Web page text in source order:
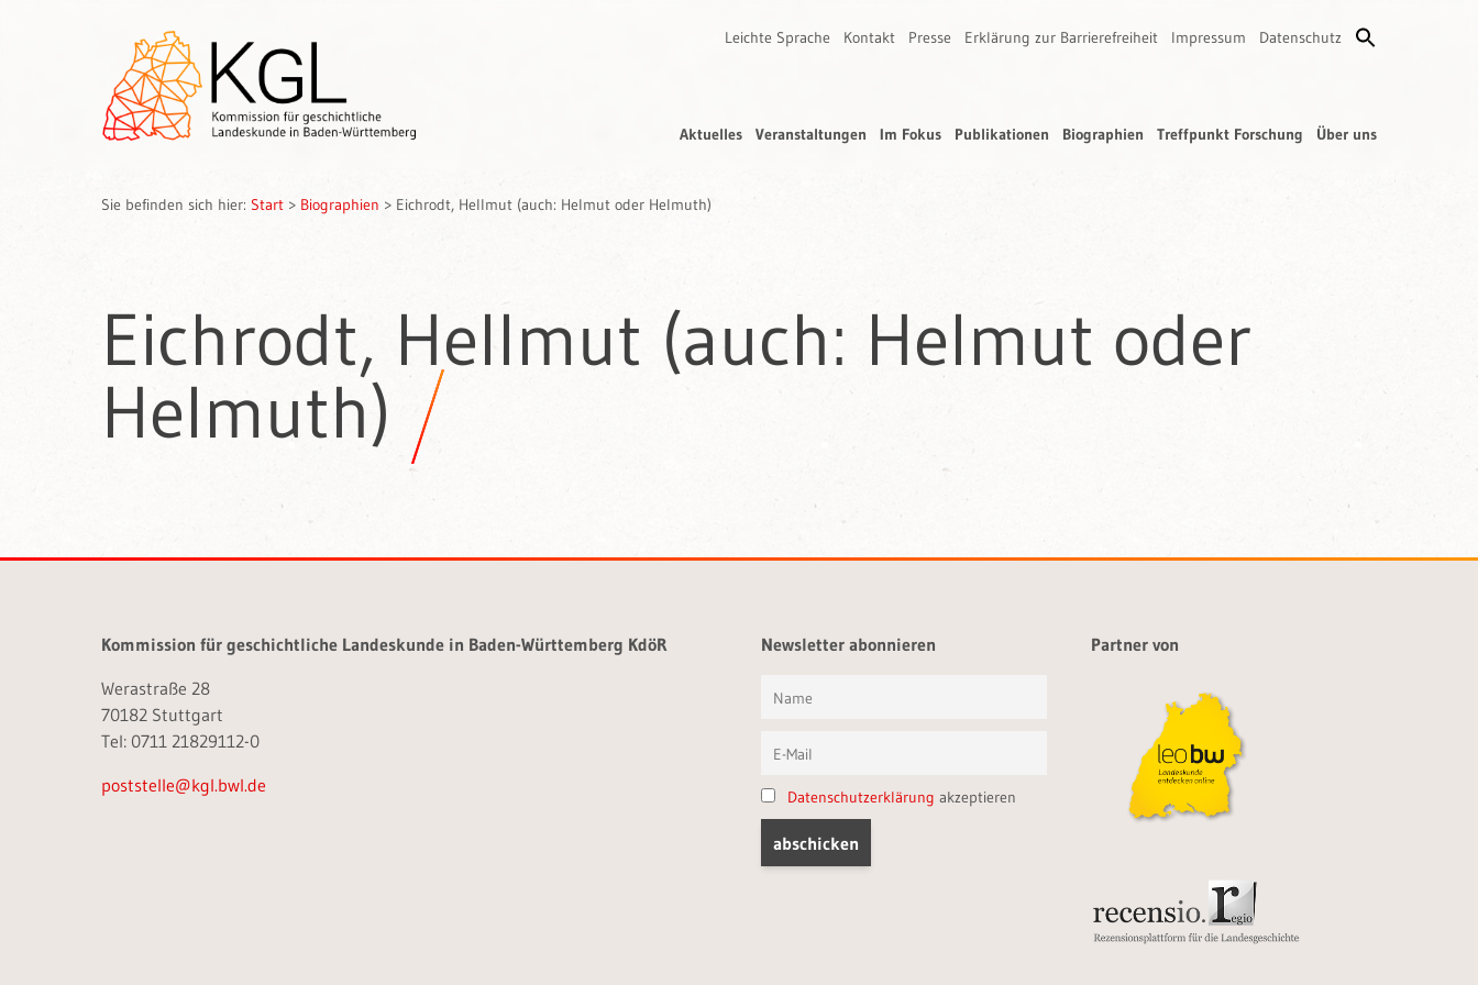
Leichte Sprache Kontakt Presse Erklärung zur Barrierefreiheit Impressum Datenschutz
Aktuelles Veranstaltungen Im Fokus Publikationen Biographien Treffpunkt Forschung Über uns
Sie befinden sich hier: Start > Biographien > Eichrodt, Hellmut (auch: Helmut oder Helmuth)
Eichrodt, Hellmut (auch: Helmut oder
Helmuth)
Kommission für geschichtliche Landeskunde in Baden-Württemberg KdöR
Werastraße 28
70182 Stuttgart
Tel: 0711 21829112-0
poststelle@kgl.bwl.de
Newsletter abonnieren
Datenschutzerklärung akzeptieren
Partner von